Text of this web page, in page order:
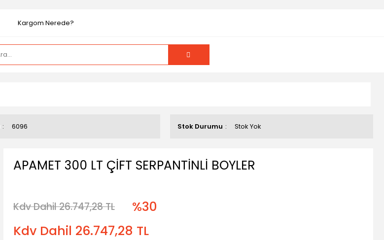
Kargom Nerede?
6096 Stok Durumu Stok Yok
APAMET 300 LT ÇİFT SERPANTİNLİ BOYLER
Kdv Dahil 26.747,28 TL
%30
Kdv Dahil 26.747,28 TL